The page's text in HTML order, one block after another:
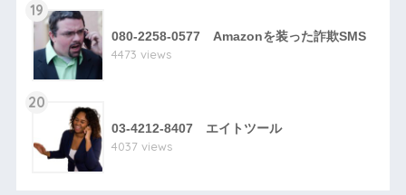
19
080-2258-0577 Amazonを装った詐欺SMS
4473 views
20
03-4212-8407 エイトツール
4037 views